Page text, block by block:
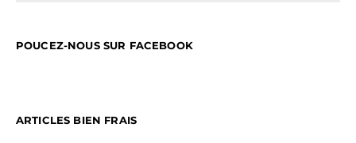
POUCEZ-NOUS SUR FACEBOOK
ARTICLES BIEN FRAIS